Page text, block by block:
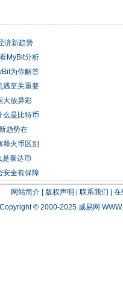
济新趋势
MyBit分析
为你解答
遇至关重要
大放异彩
么是比特币
趋势在
火币区别
是泰达币
安全有保障
网站简介| 版权声明 联系我们
在
Copyright © 2000-2025 威易网 WWW.